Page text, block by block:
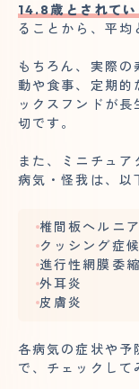
14.8歳とされて
ることから、平均
もちろん、実際の
動や食事、定期的
ックスフンドが
切です。
また、ミニチュア
病気・怪我は、以
椎間板ヘルニア
クッシング症
進行性網膜委
外耳炎
皮膚炎
各病気の症状や予
で、チェックして